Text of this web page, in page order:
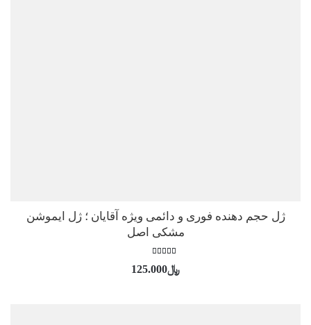
ژل حجم دهنده فوری و دائمی ویژه آقایان ؛ ژل ایموشن
مشکی اصل
5.00
﷼125.000